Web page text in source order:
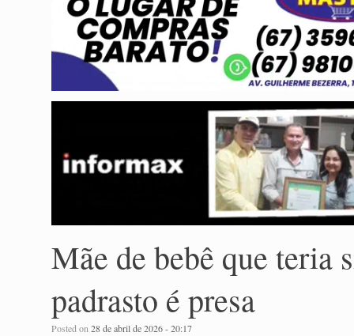
Mãe de bebê que teria
padrasto é presa
Posted on28 de abril de 2026 - 20:17